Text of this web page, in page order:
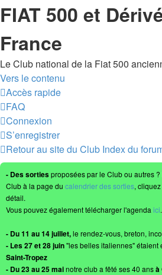
FIAT 500 et
France
Le Club national de la Fiat 500
Vers le contenu
Accès rapide
FAQ
Connexion
S’enregistrer
Retour au site du Club Index du
- Des sortiesproposées par le Club ou autres
Club à la page du calendrier des sorties,
détail.
Vous pouvez également télécharger l'agenda ici.
- Du 11 au 14 juillet,le rendez-vous, breton,
- Les 27 et 28 juin"les belles italiennes" étaient
Saint-Tropez
- Du 23 au 25 mainotre club a fêté ses 40 ansà